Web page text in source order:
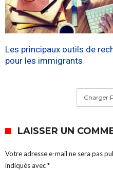
Les principaux outils de
pour les immigrants
Charger
LAISSER UN
Votre adresse e-mail ne sera pas
indiqués avec*